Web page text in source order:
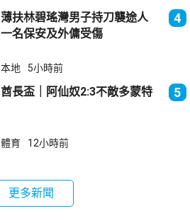
薄扶林碧瑤灣男子持刀襲途人
一名保安及外傭受傷
4
本地 5小時前
酋長盃｜阿仙奴2:3不敵多蒙特 5
體育 12小時前
更多新聞